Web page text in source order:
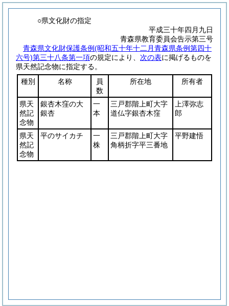
○県文化財の指定
平成三十年四月九日
青森県教育委員会告示第三号
青森県文化財保護条例(昭和五十年十二月青森県条例第四十
六号)第三十八条第一項の規定により、 次の表に掲げるものを
県天然記念物に指定する。
種別
名称
員
数
所在地 所有者
県天
然記
念物
銀杏木窪の大
銀杏
一
本
三戸郡階上町大字
道仏字銀杏木窪
上澤弥志
郎
県天
然記
念物
平のサイカチ
一
株
三戸郡階上町大字
角柄折字平三番地
平野建悟